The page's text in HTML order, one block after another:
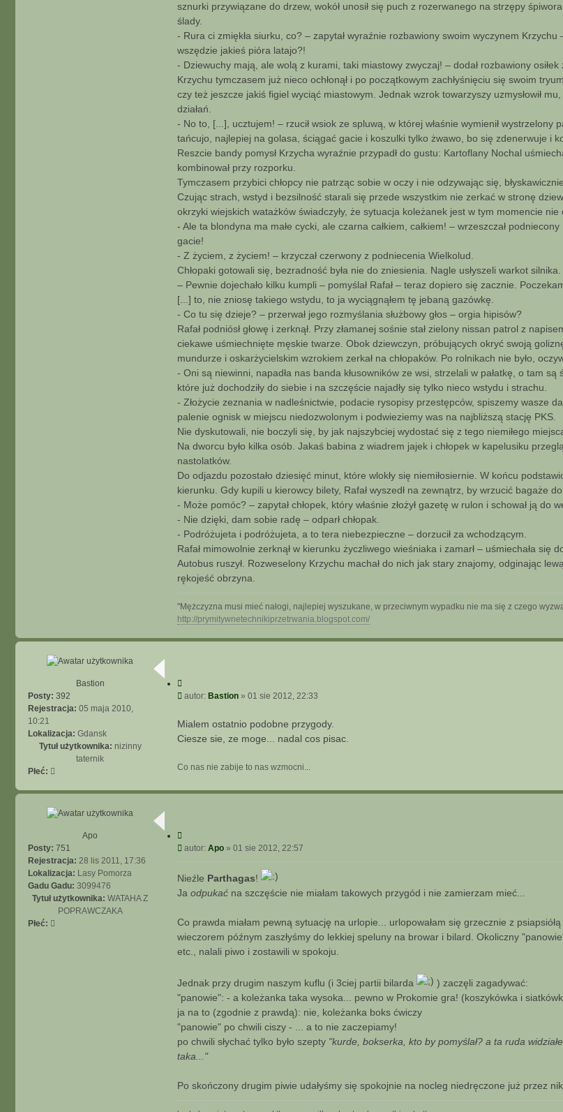
sznurki przywiązane do drzew, wokół unosił się puch z rozerwanego na strzępy
ślady.
- Rura ci zmiękła siurku, co? – zapytał wyraźnie rozbawiony swoim wyczynem Krzychu
wszędzie jakieś pióra latajo?!
- Dziewuchy mają, ale wolą z kurami, taki miastowy zwyczaj! – dodał rozbawiony osiłek
Krzychu tymczasem już nieco ochłonął i po początkowym zachłyśnięciu się swoim
czy też jeszcze jakiś figiel wyciąć miastowym. Jednak wzrok towarzyszy uzmysłowił
działań.
- No to, [...], ucztujem! – rzucił wsiok ze spluwą, w której właśnie wymienił wystrzelony
tańcujo, najlepiej na golasa, ściągać gacie i koszulki tylko żwawo, bo się zdenerwuje i
Reszcie bandy pomysł Krzycha wyraźnie przypadł do gustu: Kartoflany Nochal
kombinował przy rozporku.
Tymczasem przybici chłopcy nie patrząc sobie w oczy i nie odzywając się,
Czując strach, wstyd i bezsilność starali się przede wszystkim nie zerkać w stronę
okrzyki wiejskich watażków świadczyły, że sytuacja koleżanek jest w tym momencie nie
- Ale ta blondyna ma małe cycki, ale czarna całkiem, całkiem! – wrzeszczał
gacie!
- Z życiem, z życiem! – krzyczał czerwony z podniecenia Wielkolud.
Chłopaki gotowali się, bezradność była nie do zniesienia. Nagle usłyszeli warkot silnika.
– Pewnie dojechało kilku kumpli – pomyślał Rafał – teraz dopiero się zacznie.
[...] to, nie zniosę takiego wstydu, to ja wyciągnąłem tę jebaną gazówkę.
- Co tu się dzieje? – przerwał jego rozmyślania służbowy głos – orgia hipisów?
Rafał podniósł głowę i zerknął. Przy złamanej sośnie stał zielony nissan patrol z
ciekawe uśmiechnięte męskie twarze. Obok dziewczyn, próbujących okryć swoją
mundurze i oskarżycielskim wzrokiem zerkał na chłopaków. Po rolnikach nie było,
- Oni są niewinni, napadła nas banda kłusowników ze wsi, strzelali w pałatkę, o tam są
które już dochodziły do siebie i na szczęście najadły się tylko nieco wstydu i strachu.
- Złożycie zeznania w nadleśnictwie, podacie rysopisy przestępców, spiszemy wasze
palenie ognisk w miejscu niedozwolonym i podwieziemy was na najbliższą stację PKS.
Nie dyskutowali, nie boczyli się, by jak najszybciej wydostać się z tego niemiłego
Na dworcu było kilka osób. Jakaś babina z wiadrem jajek i chłopek w kapelusiku
nastolatków.
Do odjazdu pozostało dziesięć minut, które wlokły się niemiłosiernie. W końcu
kierunku. Gdy kupili u kierowcy bilety, Rafał wyszedł na zewnątrz, by wrzucić bagaże do
- Może pomóc? – zapytał chłopek, który właśnie złożył gazetę w rulon i schował ją do
- Nie dzięki, dam sobie radę – odparł chłopak.
- Podróżujeta i podróżujeta, a to tera niebezpieczne – dorzucił za wchodzącym.
Rafał mimowolnie zerknął w kierunku życzliwego wieśniaka i zamarł – uśmiechała się
Autobus ruszył. Rozweselony Krzychu machał do nich jak stary znajomy, odginając
rękojeść obrzyna.
"Mężczyzna musi mieć nałogi, najlepiej wyszukane, w przeciwnym wypadku nie ma się z czego
http://prymitywnetechnikiprzetrwania.blogspot.com/
Bastion
Posty: 392
Rejestracja: 05 maja 2010,
10:21
Lokalizacja: Gdansk
Tytuł użytkownika: nizinny
taternik
Płeć:
j
P
s
t
autor: Bastion » 01 sie 2012, 22:33
Mialem ostatnio podobne przygody.
Ciesze sie, ze moge... nadal cos pisac.
Co nas nie zabije to nas wzmocni...
Apo
Posty: 751
Rejestracja: 28 lis 2011, 17:36
Lokalizacja: Lasy Pomorza
Gadu Gadu: 3099476
Tytuł użytkownika: WATAHA Z
POPRAWCZAKA
Płeć:
u
j
P
o
s
autor: Apo » 01 sie 2012, 22:57
Nieźle Parthagas!
Ja odpukać na szczęście nie miałam takowych przygód i nie zamierzam mieć...
Co prawda miałam pewną sytuację na urlopie... urlopowałam się grzecznie z
wieczorem późnym zaszłyśmy do lekkiej speluny na browar i bilard. Okoliczny
etc., nalali piwo i zostawili w spokoju.
Jednak przy drugim naszym kuflu (i 3ciej partii bilarda
) zaczęli zagadywać:
"panowie": - a koleżanka taka wysoka... pewno w Prokomie gra! (koszykówka i
ja na to (zgodnie z prawdą): nie, koleżanka boks ćwiczy
"panowie" po chwili ciszy - ... a to nie zaczepiamy!
po chwili słychać tylko było szepty "kurde, bokserka, kto by pomyślał? a ta ruda
taka..."
Po skończony drugim piwie udałyśmy się spokojnie na nocleg niedręczone już przez